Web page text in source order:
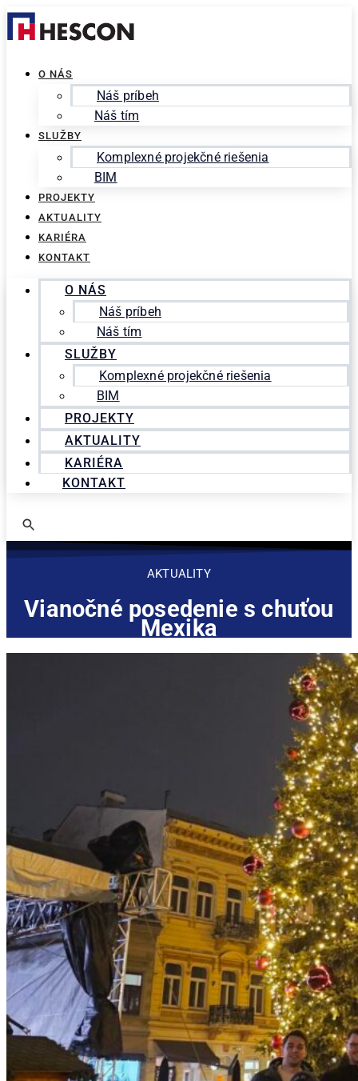
Preskočiť
na
O NÁS
Náš príbeh
Náš tím
SLUŽBY
Komplexné projekčné riešenia
BIM
PROJEKTY
AKTUALITY
KARIÉRA
KONTAKT
O NÁS
Náš príbeh
Náš tím
SLUŽBY
Komplexné projekčné riešenia
BIM
PROJEKTY
AKTUALITY
KARIÉRA
KONTAKT
for:
AKTUALITY
Vianočné posedenie s chuťou
Mexika